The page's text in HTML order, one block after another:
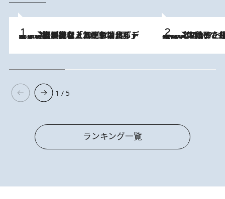
2026.8.5
【なぜ吉沢亮は「気配を消せる」のか？】興行収入208億の『国宝』を経て挑むミュージカル『ディア・エヴァン・ハンセン』。トップ俳優が舞台上でさらけ出した“孤独”とは 2026.8.5
【阿川佐和子さんの年とる力】なぜ70代で始めた趣味は“こんなに楽しい”のか？ ピアノ、俳句…スランプに陥っても続けられる“ある秘訣”とは
1 / 5
ランキング一覧